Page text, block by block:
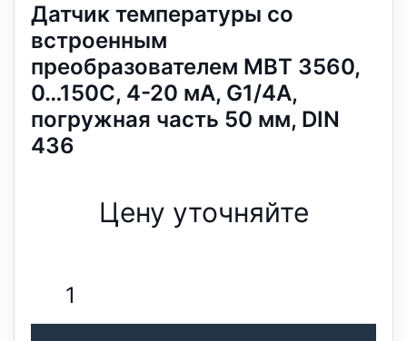
Датчик температуры со
встроенным
преобразователем MBT 3560,
0…150C, 4-20 мА, G1/4A,
погружная часть 50 мм, DIN
436
Цену уточняйте